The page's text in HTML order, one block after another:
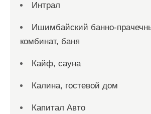
Интрал
Ишимбайский банно-
комбинат, баня
Кайф, сауна
Калина, гостевой дом
Капитал Авто